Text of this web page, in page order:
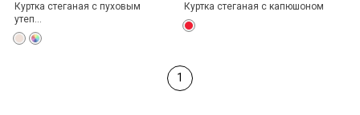
Куртка стеганая с пуховым
утеп...
Куртка стеганая с капюшоном
1